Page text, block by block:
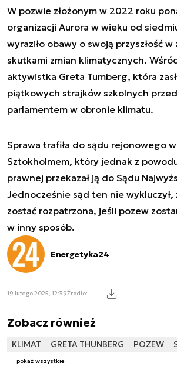
W pozwie złożonym w 2022 roku
organizacji Aurora w wieku od
wyraziło obawy o swoją przyszłość w
skutkami zmian klimatycznych.
aktywistka Greta Tumberg, która
piątkowych strajków szkolnych
parlamentem w obronie klimatu.
Sprawa trafiła do sądu rejonowego
Sztokholmem, który jednak z
prawnej przekazał ją do Sądu
Jednocześnie sąd ten nie wykluczył,
zostać rozpatrzona, jeśli pozew
w inny sposób.
Energetyka24
19 lutego 2025, 12:39Źródło:
Zobacz również
KLIMAT GRETA THUNBERG POZEW
pokaż wszystkie